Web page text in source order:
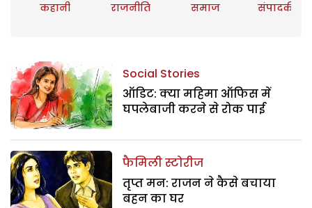
कहानी राजनीति समाज संपादकीय
Social Stories
ऑडिट: क्या महिमा ऑफिस में
घपलेबाजी करने से रोक पाई
फैमिली स्टोरीज
तृप्त मन: राजन ने कैसे बचाया
बहन का घर